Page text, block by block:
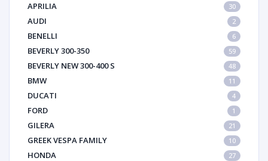
APRILIA 30
AUDI 2
BENELLI 6
BEVERLY 300-350 59
BEVERLY NEW 300-400 S 48
BMW 11
DUCATI 4
FORD 1
GILERA 21
GREEK VESPA FAMILY 10
HONDA 27